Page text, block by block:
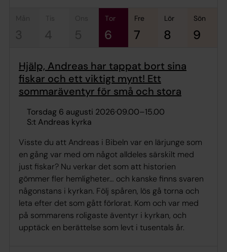
tis
4
tor
6
fre
7
lör
8
sön
9
Hjälp, Andreas har tappat bort sina
fiskar och ett viktigt mynt! Ett
sommaräventyr för små och stora
torsdag 6 augusti 2026·09.00–15.00
S:t Andreas kyrka
Visste du att Andreas i Bibeln var en lärjunge som
en gång var med om något alldeles särskilt med
just fiskar? Nu verkar det som att historien
gömmer fler hemligheter… och kanske finns svaren
någonstans i kyrkan. Följ spåren, lös gå torna och
leta efter det som gått förlorat. Kom och var med
på sommarens roligaste äventyr i kyrkan, och
upptäck en berättelse som levt i tusentals år.